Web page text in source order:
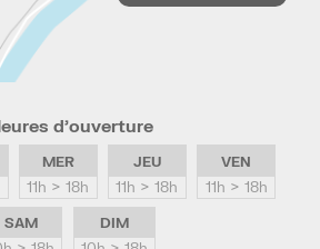
d’ouverture
MER
11h > 18h
JEU
11h > 18h
VEN
11h > 18h
SAM
DIM